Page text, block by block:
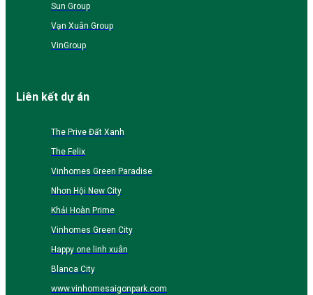
Sun Group
Vạn Xuân Group
VinGroup
Liên kết dự án
The Prive Đất Xanh
The Felix
Vinhomes Green Paradise
Nhơn Hội New City
Khải Hoàn Prime
Vinhomes Green City
Happy one linh xuân
Blanca City
www.vinhomesaigonpark.com